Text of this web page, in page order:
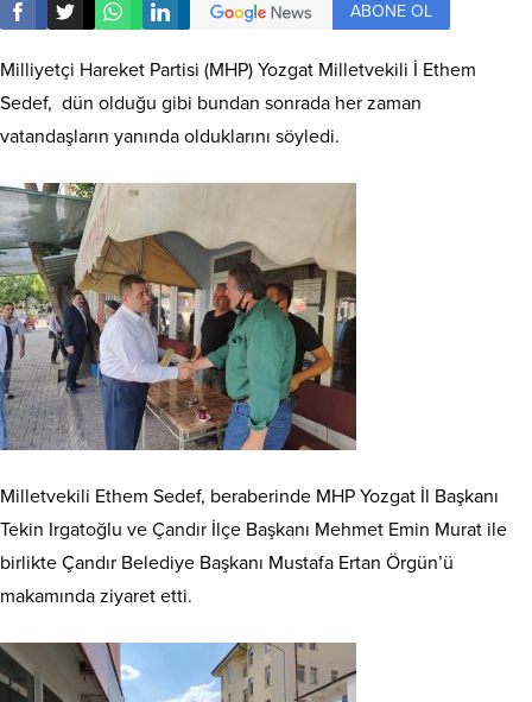
ABONE OL
Milliyetçi Hareket Partisi (MHP) Yozgat Milletvekili İ Ethem
Sedef, dün olduğu gibi bundan sonrada her zaman
vatandaşların yanında olduklarını söyledi.
Milletvekili Ethem Sedef, beraberinde MHP Yozgat İl Başkanı
Tekin Irgatoğlu ve Çandır İlçe Başkanı Mehmet Emin Murat ile
birlikte Çandır Belediye Başkanı Mustafa Ertan Örgün’ü
makamında ziyaret etti.